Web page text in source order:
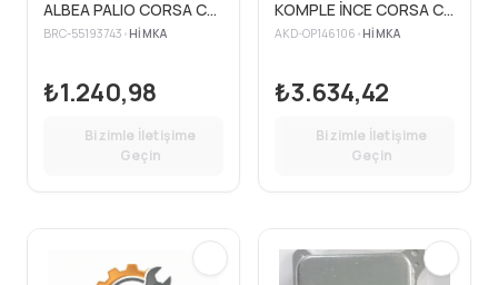
ALBEA PALIO CORSA C
1.3 MTJ
BRC-55193743 • HIMKA
₺1.240,98
Bizimle İletişime
Geçin
KOMPLE İNCE CORSA C
CORSA D MERIVA A
AKD-OP146106 • HIMKA
₺3.634,42
Bizimle İletişime
Geçin